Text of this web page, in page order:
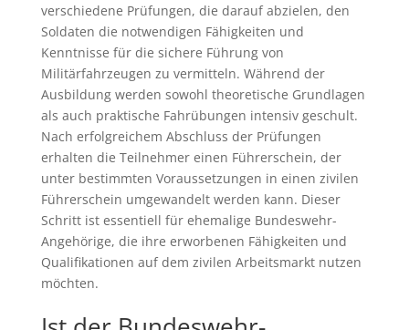
verschiedene Prüfungen, die darauf abzielen, den
Soldaten die notwendigen Fähigkeiten und
Kenntnisse für die sichere Führung von
Militärfahrzeugen zu vermitteln. Während der
Ausbildung werden sowohl theoretische Grundlagen
als auch praktische Fahrübungen intensiv geschult.
Nach erfolgreichem Abschluss der Prüfungen
erhalten die Teilnehmer einen Führerschein, der
unter bestimmten Voraussetzungen in einen zivilen
Führerschein umgewandelt werden kann. Dieser
Schritt ist essentiell für ehemalige Bundeswehr-
Angehörige, die ihre erworbenen Fähigkeiten und
Qualifikationen auf dem zivilen Arbeitsmarkt nutzen
möchten.